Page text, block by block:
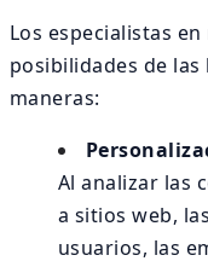
Los especialistas
posibilidades de
maneras:
Al analizar las
a sitios web,
usuarios, las